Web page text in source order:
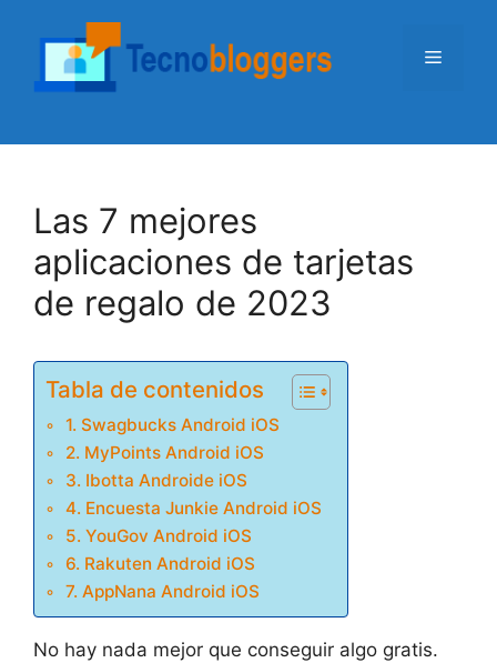
contenido
Menú
Las 7 mejores
aplicaciones de tarjetas
de regalo de 2023
Tabla de contenidos
1. Swagbucks Android iOS
2. MyPoints Android iOS
3. Ibotta Androide iOS
4. Encuesta Junkie Android iOS
5. YouGov Android iOS
6. Rakuten Android iOS
7. AppNana Android iOS
No hay nada mejor que conseguir algo gratis.